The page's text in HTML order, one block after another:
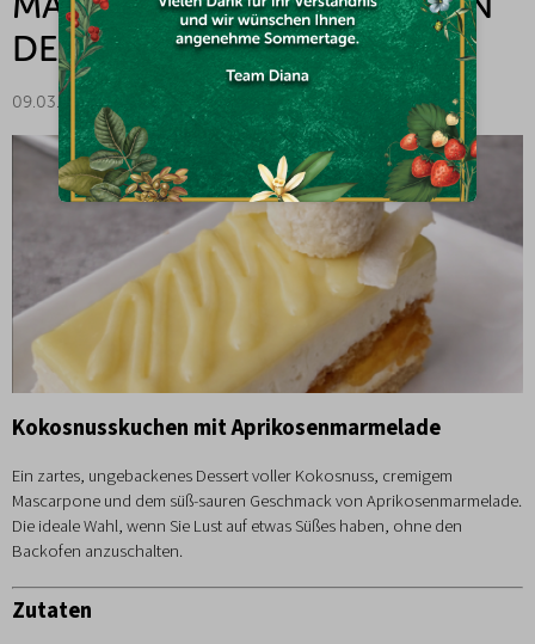
DER KÜCHE
09.03.2026
Kokosnusskuchen mit Aprikosenmarmelade
Ein zartes, ungebackenes Dessert voller Kokosnuss, cremigem
Mascarpone und dem süß-sauren Geschmack von Aprikosenmarmelade.
Die ideale Wahl, wenn Sie Lust auf etwas Süßes haben, ohne den
Backofen anzuschalten.
Zutaten